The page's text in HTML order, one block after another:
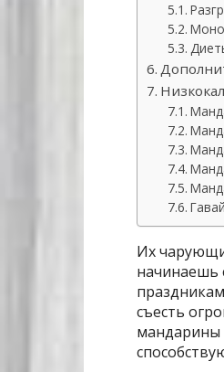
Их
начинаешь
съесть
мандарины